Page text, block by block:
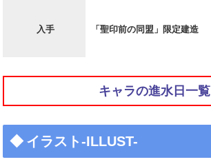
入手 「聖印前の同盟」限定建造
キャラの進水日一覧
イラスト-ILLUST-